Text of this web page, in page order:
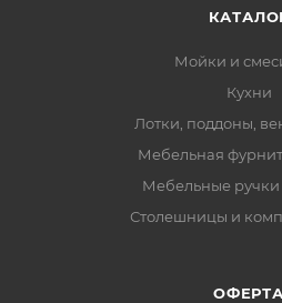
Мойки и
Кухни
Лотки, поддоны,
Мебельная
Мебельные
Столешницы и
ОФЕРТА